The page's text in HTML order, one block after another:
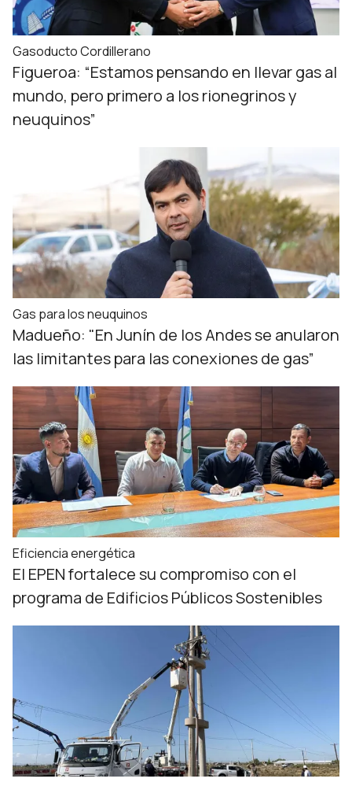
Gasoducto Cordillerano
Figueroa: “Estamos pensando en llevar gas al
mundo, pero primero a los rionegrinos y
neuquinos”
Gas para los neuquinos
Madueño: "En Junín de los Andes se anularon
las limitantes para las conexiones de gas”
Eficiencia energética
El EPEN fortalece su compromiso con el
programa de Edificios Públicos Sostenibles